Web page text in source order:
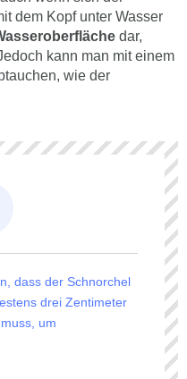
dem Kopf unter Wasser
dar,
kann man mit einem
wie der
dass der Schnorchel
drei Zentimeter
um